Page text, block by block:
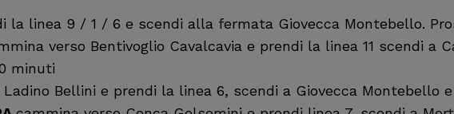
la linea 9 / 1 / 6 e scendi alla fermata Giovecca Montebello.
verso Bentivoglio Cavalcavia e prendi la linea 11 scendi a
minuti
Bellini e prendi la linea 6, scendi a Giovecca Montebello